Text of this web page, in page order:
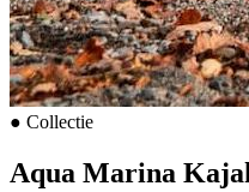
● Collectie
Aqua Marina